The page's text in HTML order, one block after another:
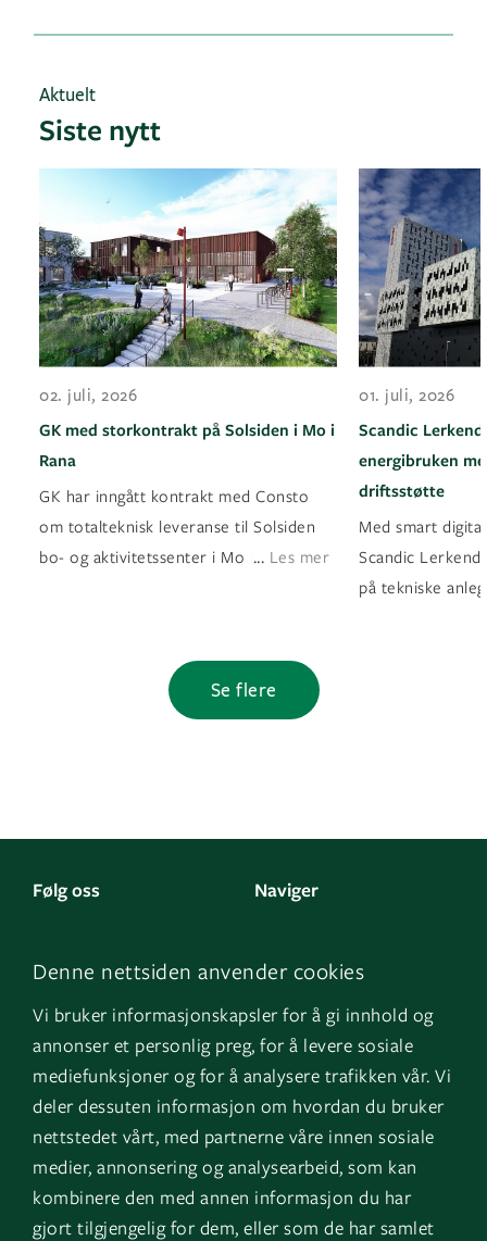
Denne nettsiden anvender cookies
Vi bruker informasjonskapsler for å gi innhold og
annonser et personlig preg, for å levere sosiale
mediefunksjoner og for å analysere trafikken vår. Vi
deler dessuten informasjon om hvordan du bruker
nettstedet vårt, med partnerne våre innen sosiale
medier, annonsering og analysearbeid, som kan
kombinere den med annen informasjon du har
gjort tilgjengelig for dem, eller som de har samlet
Aktuelt
Siste nytt
02. juli, 2026
GK med storkontrakt på Solsiden i Mo i
Rana
GK har inngått kontrakt med Consto
om totalteknisk leveranse til Solsiden
bo- og aktivitetssenter i Mo i Rana
... Les mer
01. juli, 2026
Scandic
energibruken
driftsstøtte
Med smart
Scandic
på tekniske
Se flere
Følg oss
Facebook
Instagram
YouTube
Naviger
Om oss
GK Sverige
GK Danmark
Snarveier
Fakturainformasjon
Logg inn
Mine bygg